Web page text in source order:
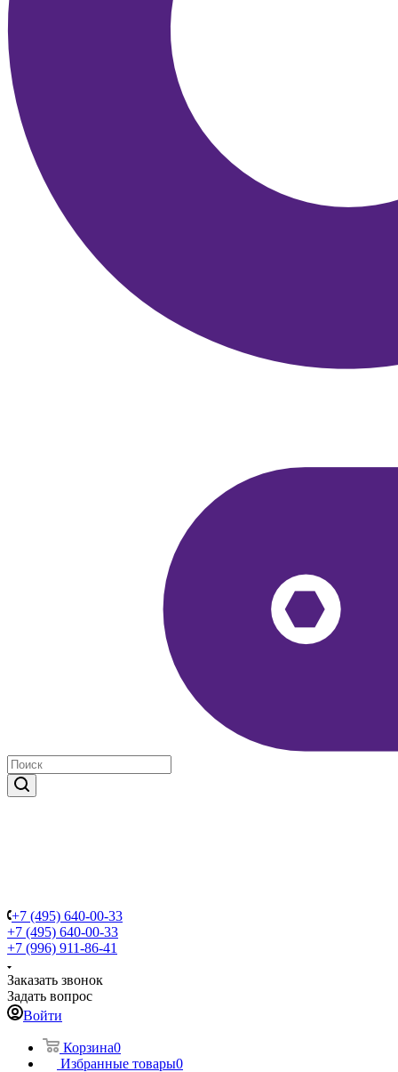
+7 (495) 640-00-33
+7 (495) 640-00-33
+7 (996) 911-86-41
Заказать звонок
Задать вопрос
Войти
Корзина0
Избранные товары0